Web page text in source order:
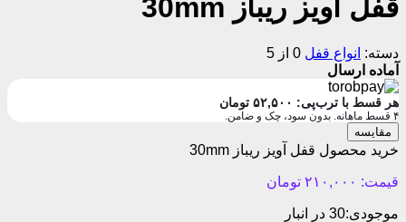
قفل آویز ریباز 30mm
دسته: انواع قفل 0 از 5
آماده ارسال
هر قسط با ترب‌پی: ۵۲,۵۰۰ تومان
۴ قسط ماهانه. بدون سود، چک و ضامن.
مقایسه
خرید محصول قفل آویز ریباز 30mm
قیمت: ۲۱۰,۰۰۰ تومان
موجودی:30 در انبار